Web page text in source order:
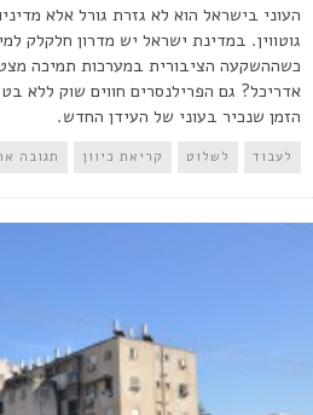
העוני בישראל הוא לא גזרת גורל אלא
גוטווין. במדינת ישראל יש מדרון חלקלק
כשההשקעה הציבורית במערכות תמיכה
אדריכל? גם הפרילנסרים חווים שוק ללא
הזמן שנכיר בעוני של העידן החדש.
לעבוד לשלוט קריאת כיוון תגובה